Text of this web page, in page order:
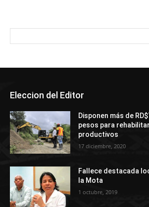
Eleccion del Editor
Disponen más de
pesos para
productivos
17 diciembre, 2020
Fallece destacada
la Mota
1 octubre, 2019